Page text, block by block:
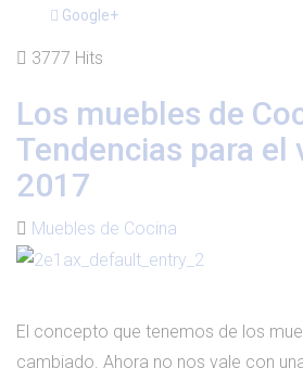
Google+
3777 Hits
Los muebles de
Tendencias para el
2017
Muebles de Cocina
El concepto que tenemos de los
cambiado. Ahora no nos vale con